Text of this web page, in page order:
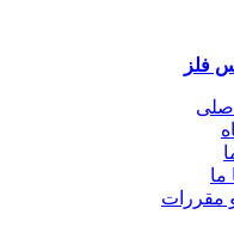
فلز
ما
مقررات